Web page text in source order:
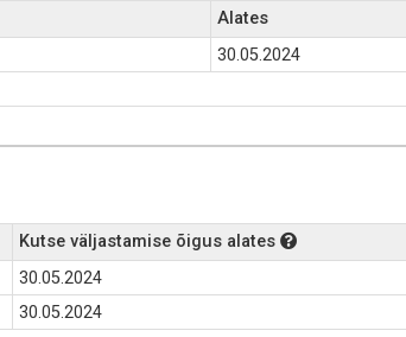
Alates
30.05.2024
Kutse väljastamise õigus alates
30.05.2024
30.05.2024